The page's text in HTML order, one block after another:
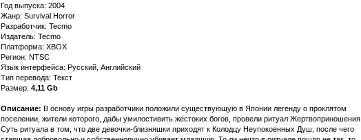
Год выпуска: 2004
Жанр: Survival Horror
Разработчик: Tecmo
Издатель: Tecmo
Платформа: XBOX
Регион: NTSC
Язык интерфейса: Русский, Английский
Тип перевода: Текст
Размер: 4,11 Gb
Описание: В основу игры разработчики положили существующую в Японии легенду о проклятом
поселении, жители которого, дабы умилостивить жестоких богов, провели ритуал Жертвоприношения.
Суть ритуала в том, что две девочки-близняшки приходят к Колодцу Неупокоенных Душ, после чего